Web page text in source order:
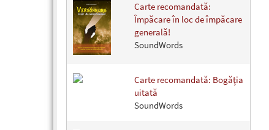
Carte recomandată:
Împăcare în loc de împăcare
generală!
SoundWords
Carte recomandată: Bogăţia
uitată
SoundWords